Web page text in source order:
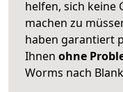
helfen, sich keine
machen zu
haben garantiert
Ihnen ohne
Worms nach